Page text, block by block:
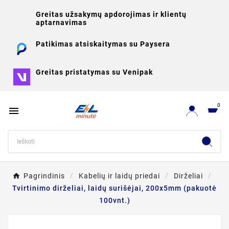
Greitas užsakymų apdorojimas ir klientų
aptarnavimas
Patikimas atsiskaitymas su Paysera
Greitas pristatymas su Venipak
 0
Pagrindinis Kabelių ir laidų priedai
Dirželiai
Tvirtinimo dirželiai, laidų surišėjai, 200x5mm (pakuotė
100vnt.)